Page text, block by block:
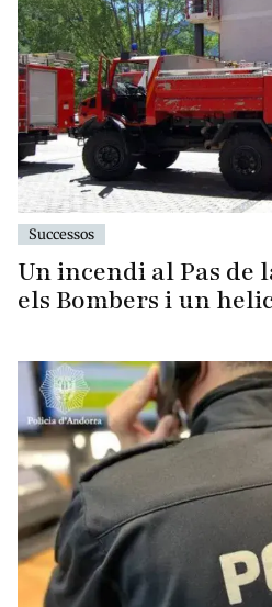
Successos
Un incendi al Pas de
els Bombers i un